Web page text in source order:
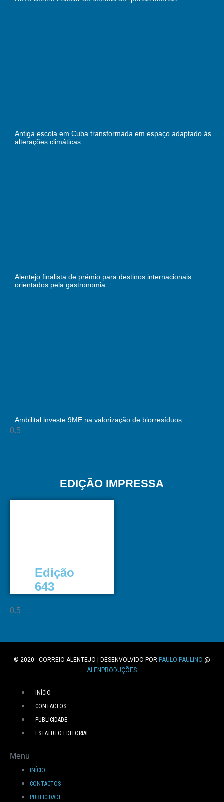
Antiga escola em Cuba transformada em espaço adaptado às
alterações climáticas
Alentejo finalista de prémio para destinos internacionais
orientados pela gastronomia
Ambilital investe 9ME na valorização de biorresíduos
EDIÇÃO IMPRESSA
Edição
643
© 2020 - CORREIO ALENTEJO | DESENVOLVIDO POR PAULO PAULINO @
ALENPRODUÇÕES
INÍCIO
CONTACTOS
PUBLICIDADE
ESTATUTO EDITORIAL
Menu
INÍCIO
CONTACTOS
PUBLICIDADE